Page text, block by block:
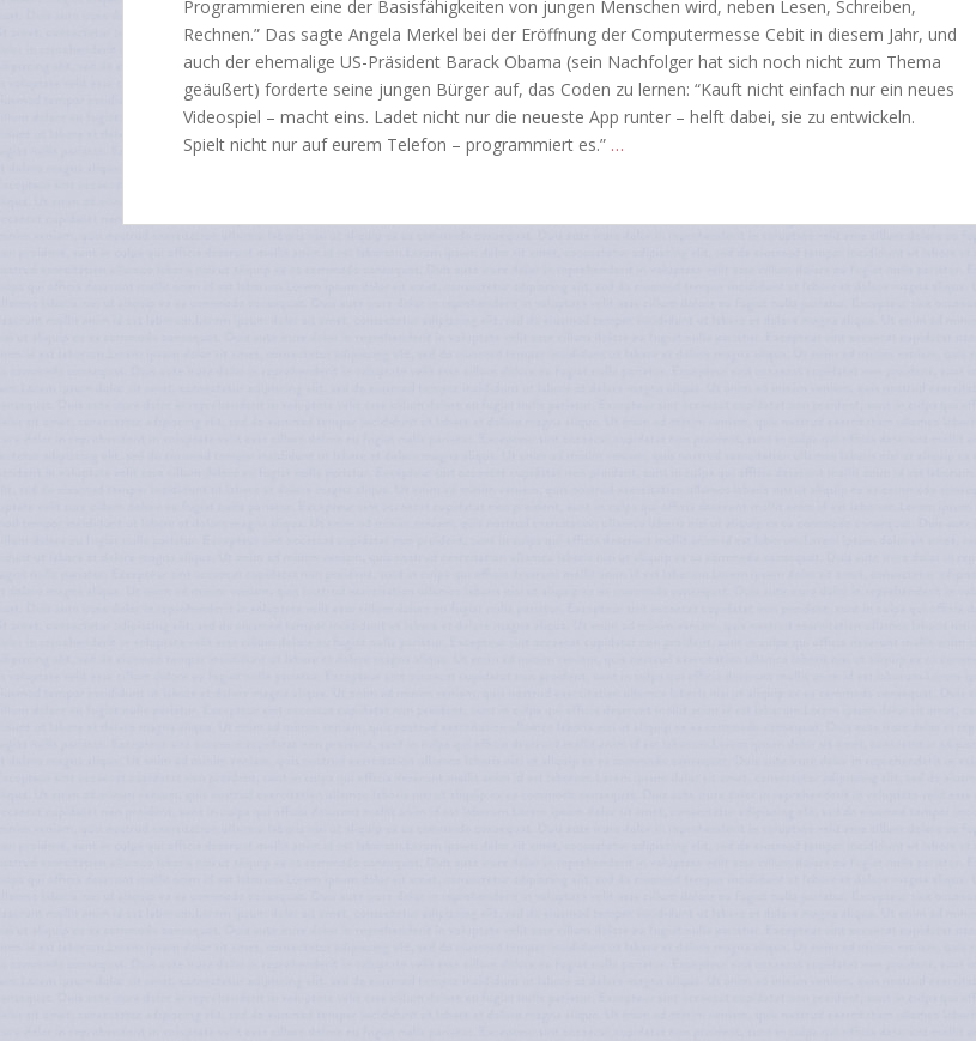
Programmieren eine der Basisfähigkeiten von jungen Menschen wird, neben Lesen, Schreiben,
Rechnen.” Das sagte Angela Merkel bei der Eröffnung der Computermesse Cebit in diesem Jahr, und
auch der ehemalige US-Präsident Barack Obama (sein Nachfolger hat sich noch nicht zum Thema
geäußert) forderte seine jungen Bürger auf, das Coden zu lernen: “Kauft nicht einfach nur ein neues
Videospiel – macht eins. Ladet nicht nur die neueste App runter – helft dabei, sie zu entwickeln.
Spielt nicht nur auf eurem Telefon – programmiert es.” …